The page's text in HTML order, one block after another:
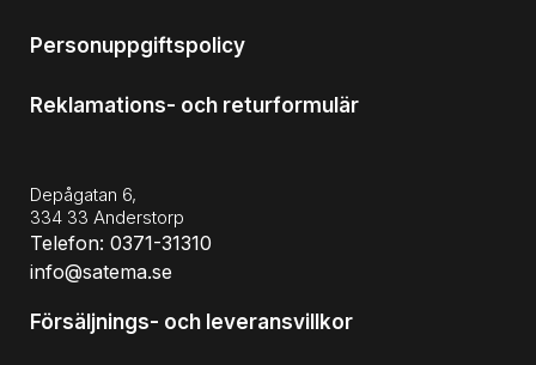
Personuppgiftspolicy
Reklamations- och returformulär
Depågatan 6,
334 33 Anderstorp
Telefon: 0371-31310
info@satema.se
Försäljnings- och leveransvillkor